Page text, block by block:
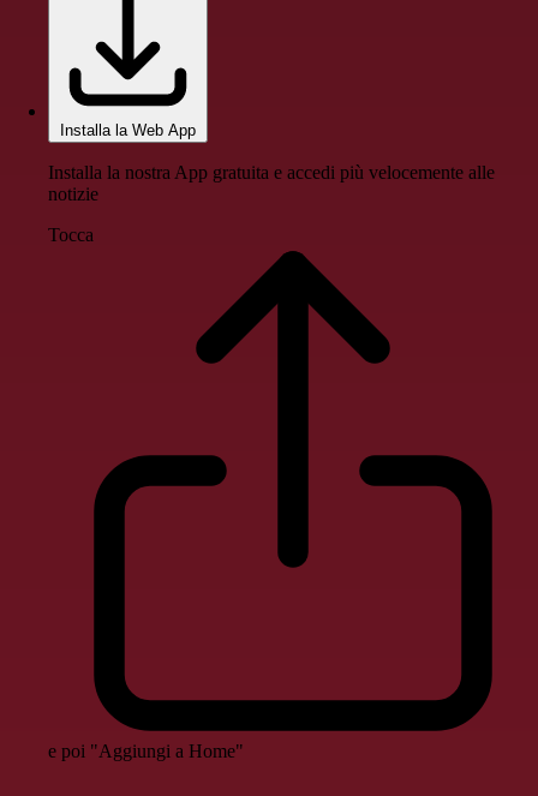
Installa la Web App
Installa la nostra App gratuita e accedi più velocemente alle
notizie
Tocca
e poi "Aggiungi a Home"